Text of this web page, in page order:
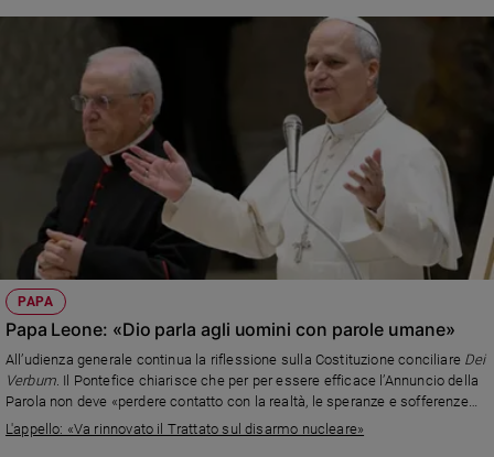
Santi
giorno
Società
e
valori
Ambiente
e
Creato
Volontariato
PAPA
Papa Leone: «Dio parla agli uomini con parole umane»
All’udienza generale continua la riflessione sulla Costituzione conciliare Dei
Verbum. Il Pontefice chiarisce che per per essere efficace l’Annuncio della
Parola non deve «perdere contatto con la realtà, le speranze e sofferenze
degli uomini»
L'appello: «Va rinnovato il Trattato sul disarmo nucleare»